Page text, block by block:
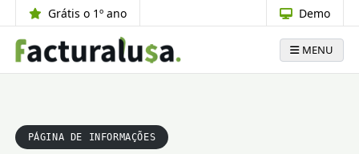
Grátis o 1º ano Demo
MENU
PÁGINA DE INFORMAÇÕES